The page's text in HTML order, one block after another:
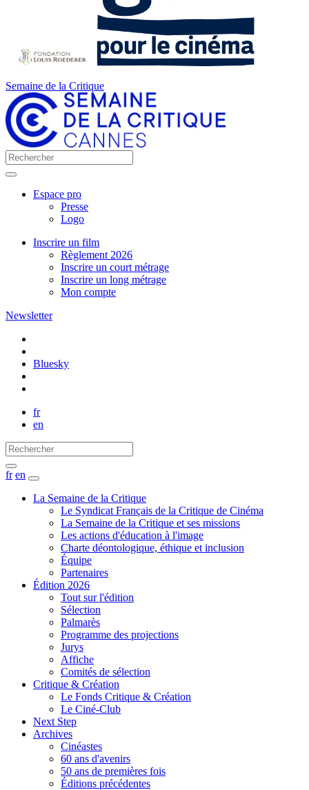
Semaine de la Critique
Espace pro
Presse
Logo
Inscrire un film
Règlement 2026
Inscrire un court métrage
Inscrire un long métrage
Mon compte
Newsletter
Bluesky
fr
en
fr en
La Semaine de la Critique
Le Syndicat Français de la Critique de Cinéma
La Semaine de la Critique et ses missions
Les actions d'éducation à l'image
Charte déontologique, éthique et inclusion
Équipe
Partenaires
Édition 2026
Tout sur l'édition
Sélection
Palmarès
Programme des projections
Jurys
Affiche
Comités de sélection
Critique & Création
Le Fonds Critique & Création
Le Ciné-Club
Next Step
Archives
Cinéastes
60 ans d'avenirs
50 ans de premières fois
Éditions précédentes